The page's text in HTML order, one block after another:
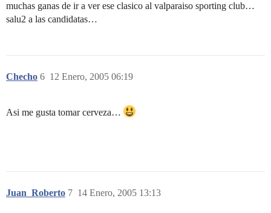
muchas ganas de ir a ver ese clasico al valparaiso sporting club…
salu2 a las candidatas…
Checho 12 Enero, 2005 06:19
6
Asi me gusta tomar cerveza…
Juan_Roberto 14 Enero, 2005 13:13
7